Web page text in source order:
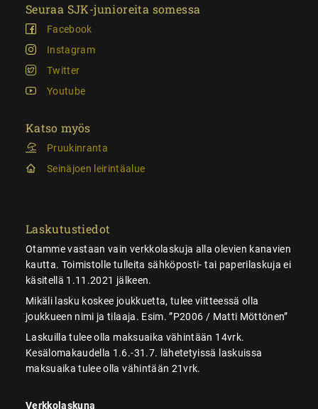
Seuraa SJK-junioreita somessa
Facebook
Instagram
Twitter
Youtube
Katso myös
Pruukinranta
Seinäjoen leirintäalue
Laskutustiedot
Otamme vastaan vain verkkolaskuja alla olevien kanavien
kautta. Toimistolle tulleita sähköposti- tai paperilaskuja ei
käsitellä 1.11.2021 jälkeen.
Mikäli lasku koskee joukkuetta, tulee viitteessä olla
joukkueen nimi ja tilaaja. Esim. ”P2006 / Matti Möttönen”
Laskuilla tulee olla maksuaika vähintään 14vrk.
Kesälomakaudella 1.6.-31.7. lähetetyissä laskuissa
maksuaika tulee olla vähintään 21vrk.
Verkkolaskuna